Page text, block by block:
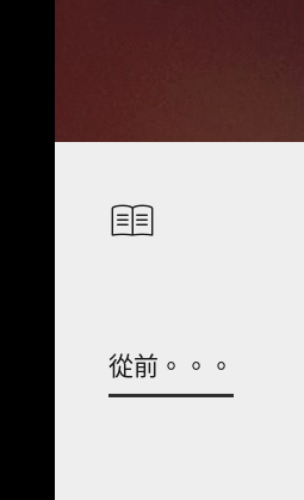
從前。。。